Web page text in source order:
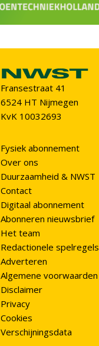
Fransestraat 41
6524 HT Nijmegen
KvK 10032693
Fysiek abonnement
Over ons
Duurzaamheid & NWST
Contact
Digitaal abonnement
Abonneren nieuwsbrief
Het team
Redactionele spelregels
Adverteren
Algemene voorwaarden
Disclaimer
Privacy
Cookies
Verschijningsdata